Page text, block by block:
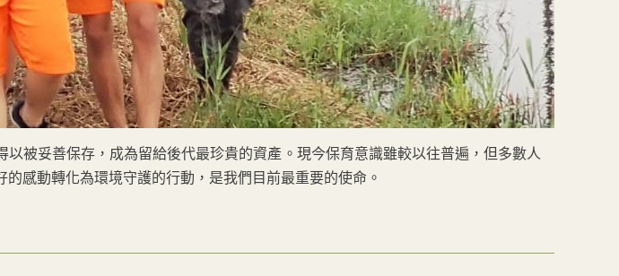
被妥善保存，成為留給後代最珍貴的資產。現今保育意識雖較以往普遍，但多數人
感動轉化為環境守護的行動，是我們目前最重要的使命。